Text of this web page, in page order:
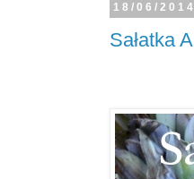
18/06/
Sałatka